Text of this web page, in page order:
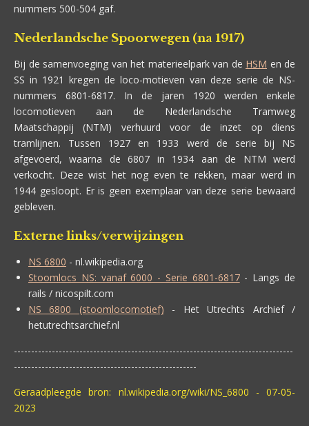
nummers 500-504 gaf.
Nederlandsche Spoorwegen (na 1917)
Bij de samenvoeging van het materieelpark van de HSM en de
SS in 1921 kregen de loco-motieven van deze serie de NS-
nummers 6801-6817. In de jaren 1920 werden enkele
locomotieven aan de Nederlandsche Tramweg
Maatschappij (NTM) verhuurd voor de inzet op diens
tramlijnen. Tussen 1927 en 1933 werd de serie bij NS
afgevoerd, waarna de 6807 in 1934 aan de NTM werd
verkocht. Deze wist het nog even te rekken, maar werd in
1944 gesloopt. Er is geen exemplaar van deze serie bewaard
gebleven.
Externe links/verwijzingen
NS 6800 - nl.wikipedia.org
Stoomlocs NS: vanaf 6000 - Serie 6801-6817- Langs de
rails / nicospilt.com
NS 6800 (stoomlocomotief) - Het Utrechts Archief /
hetutrechtsarchief.nl
---------------------------------------------------------------------------------
-----------------------------------------------------
Geraadpleegde bron: nl.wikipedia.org/wiki/NS_6800 - 07-05-
2023